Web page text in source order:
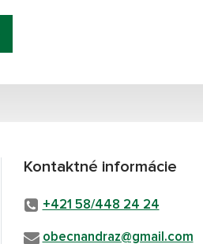
Kontaktné informácie
+421 58/448 24 24
obecnandraz@gmail.com